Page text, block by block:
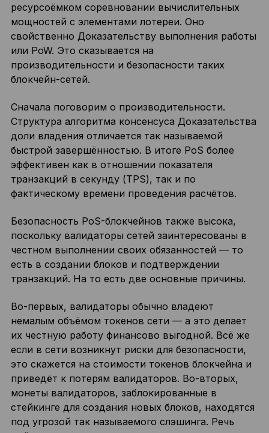
ресурсоёмком соревновании вычислительных
мощностей с элементами лотереи. Оно
свойственно Доказательству выполнения работы
или PoW. Это сказывается на
производительности и безопасности таких
блокчейн-сетей.
Сначала поговорим о производительности.
Структура алгоритма консенсуса Доказательства
доли владения отличается так называемой
быстрой завершённостью. В итоге PoS более
эффективен как в отношении показателя
транзакций в секунду (TPS), так и по
фактическому времени проведения расчётов.
Безопасность PoS-блокчейнов также высока,
поскольку валидаторы сетей заинтересованы в
честном выполнении своих обязанностей — то
есть в создании блоков и подтверждении
транзакций. На то есть две основные причины.
Во-первых, валидаторы обычно владеют
немалым объёмом токенов сети — а это делает
их честную работу финансово выгодной. Всё же
если в сети возникнут риски для безопасности,
это скажется на стоимости токенов блокчейна и
приведёт к потерям валидаторов. Во-вторых,
монеты валидаторов, заблокированные в
стейкинге для создания новых блоков, находятся
под угрозой так называемого слэшинга. Речь